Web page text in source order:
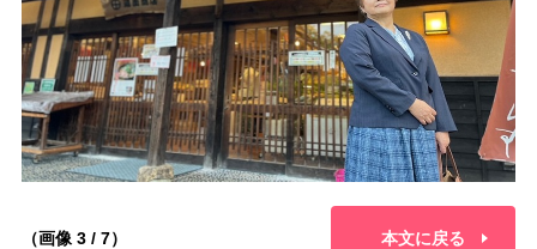
（画像 3 / 7） 本文に戻る